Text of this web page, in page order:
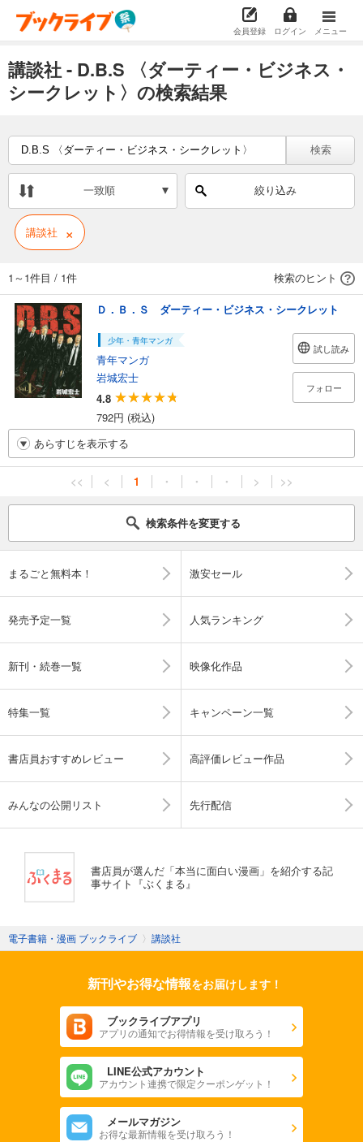
会員登録 ログイン メニュー
講談社 - D.B.S 〈ダーティー・ビジネス・
シークレット〉の検索結果
検索
一致順 絞り込み
講談社 ×
1～1件目 / 1件 検索のヒント
Ｄ．Ｂ．Ｓ ダーティー・ビジネス・シークレット
少年・青年マンガ
青年マンガ
岩城宏士
4.8
792円 (税込)
試し読み
フォロー
あらすじを表示する
<< < 1 ・ ・ ・ > >>
検索条件を変更する
まるごと無料本！ 激安セール
発売予定一覧 人気ランキング
新刊・続巻一覧 映像化作品
特集一覧 キャンペーン一覧
書店員おすすめレビュー 高評価レビュー作品
みんなの公開リスト 先行配信
書店員が選んだ「本当に面白い漫画」を紹介する記
事サイト『ぶくまる』
電子書籍・漫画 ブックライブ 〉 講談社
新刊やお得な情報をお届けします！
ブックライブアプリ
アプリの通知でお得情報を受け取ろう！
LINE公式アカウント
アカウント連携で限定クーポンゲット！
メールマガジン
お得な最新情報を受け取ろう！